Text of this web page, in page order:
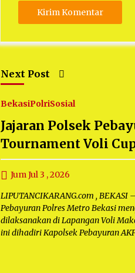
Next Post
BekasiPolriSosial
Jajaran Polsek
Tournament Voli
Jum Jul 3 , 2026
LIPUTANCIKARANG.com ,
Pebayuran Polres Metro Bekasi
dilaksanakan di Lapangan Voli
ini dihadiri Kapolsek Pebayuran